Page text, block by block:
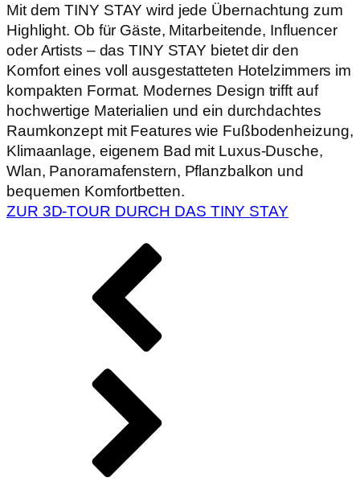
Mit dem TINY STAY wird jede Übernachtung zum
Highlight. Ob für Gäste, Mitarbeitende, Influencer
oder Artists – das TINY STAY bietet dir den
Komfort eines voll ausgestatteten Hotelzimmers im
kompakten Format. Modernes Design trifft auf
hochwertige Materialien und ein durchdachtes
Raumkonzept mit Features wie Fußbodenheizung,
Klimaanlage, eigenem Bad mit Luxus-Dusche,
Wlan, Panoramafenstern, Pflanzbalkon und
bequemen Komfortbetten.
ZUR 3D-TOUR DURCH DAS TINY STAY